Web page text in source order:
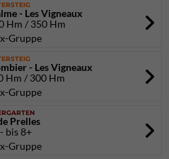
- Les Vigneaux
Hm / 350 Hm
Gruppe
- Les Vigneaux
Hm / 300 Hm
Gruppe
Prelles
bis 8+
Gruppe